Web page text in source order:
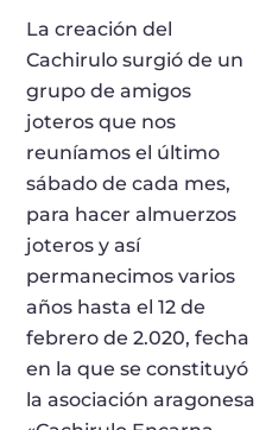
La creación del
Cachirulo surgió de un
grupo de amigos
joteros que nos
reuníamos el último
sábado de cada mes,
para hacer almuerzos
joteros y así
permanecimos varios
años hasta el 12 de
febrero de 2.020, fecha
en la que se constituyó
la asociación aragonesa